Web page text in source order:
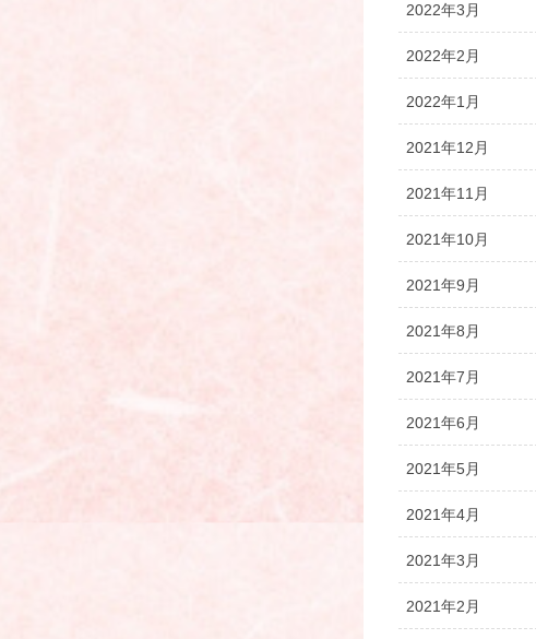
2022年3月
2022年2月
2022年1月
2021年12月
2021年11月
2021年10月
2021年9月
2021年8月
2021年7月
2021年6月
2021年5月
2021年4月
2021年3月
2021年2月